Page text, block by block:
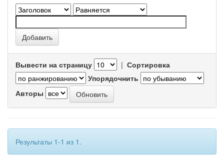
Вывести на страницу | Сортировка
Упорядочнить
Авторы
Результаты 1-1 из 1.